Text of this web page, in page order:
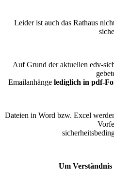
Leider ist auch das Rathaus
Auf Grund der aktuellen edv-
Emailanhänge lediglich in pdf-
Dateien in Word bzw. Excel
Um